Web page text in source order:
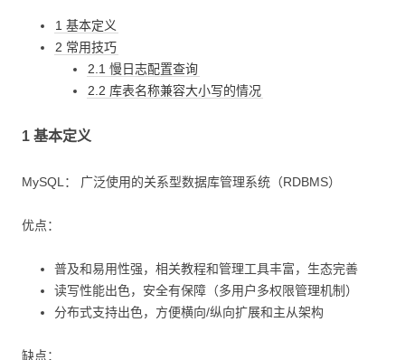
1 基本定义
2 常用技巧
2.1 慢日志配置查询
2.2 库表名称兼容大小写的情况
1 基本定义
MySQL： 广泛使用的关系型数据库管理系统（RDBMS）
优点：
普及和易用性强，相关教程和管理工具丰富，生态完善
读写性能出色，安全有保障（多用户多权限管理机制）
分布式支持出色，方便横向/纵向扩展和主从架构
缺点：